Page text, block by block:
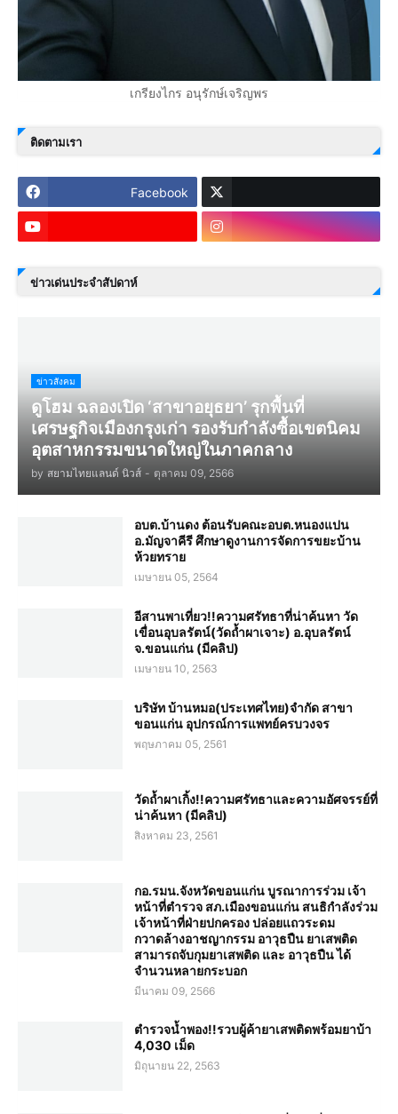
เกรียงไกร อนุรักษ์เจริญพร
ติดตามเรา
Facebook
ข่าวเด่นประจำสัปดาห์
ข่าวสังคม
ดูโฮม ฉลองเปิด ‘สาขาอยุธยา’ รุกพื้นที่
เศรษฐกิจเมืองกรุงเก่า รองรับกำลังซื้อเขตนิคม
อุตสาหกรรมขนาดใหญ่ในภาคกลาง
by สยามไทยแลนด์ นิวส์ - ตุลาคม 09, 2566
อบต.บ้านดง ต้อนรับคณะอบต.หนองแปน
อ.มัญจาคีรี ศึกษาดูงานการจัดการขยะบ้าน
ห้วยทราย
เมษายน 05, 2564
อีสานพาเที่ยว!!ความศรัทธาที่น่าค้นหา วัด
เขื่อนอุบลรัตน์(วัดถ้ำผาเจาะ) อ.อุบลรัตน์
จ.ขอนแก่น (มีคลิป)
เมษายน 10, 2563
บริษัท บ้านหมอ(ประเทศไทย)จำกัด สาขา
ขอนแก่น อุปกรณ์การแพทย์ครบวงจร
พฤษภาคม 05, 2561
วัดถ้ำผาเกิ้ง!!ความศรัทธาและความอัศจรรย์ที่
น่าค้นหา (มีคลิป)
สิงหาคม 23, 2561
กอ.รมน.จังหวัดขอนแก่น บูรณาการร่วม เจ้า
หน้าที่ตำรวจ สภ.เมืองขอนแก่น สนธิกำลังร่วม
เจ้าหน้าที่ฝ่ายปกครอง ปล่อยแถวระดม
กวาดล้างอาชญากรรม อาวุธปืน ยาเสพติด
สามารถจับกุมยาเสพติด และ อาวุธปืน ได้
จำนวนหลายกระบอก
มีนาคม 09, 2566
ตำรวจน้ำพอง!!รวบผู้ค้ายาเสพติดพร้อมยาบ้า
4,030 เม็ด
มิถุนายน 22, 2563